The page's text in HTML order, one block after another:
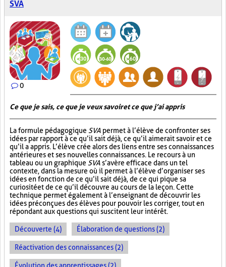
SVA
0
Ce que je sais, ce que je veux savoir et ce que j’ai appris
La formule pédagogique SVA permet à l’élève de confronter ses
idées par rapport à ce qu’il sait déjà, ce qu’il aimerait savoir et ce
qu’il a appris. L’élève crée alors des liens entre ses connaissances
antérieures et ses nouvelles connaissances. Le recours à un
tableau ou un graphique SVA s’avère efficace dans un tel
contexte, dans la mesure où il permet à l’élève d’organiser ses
idées en fonction de ce qu’il sait déjà, de ce qui pique sa
curiosité et de ce qu’il découvre au cours de la leçon. Cette
technique permet également à l’enseignant de découvrir les
idées préconçues des élèves pour pouvoir les corriger, tout en
répondant aux questions qui suscitent leur intérêt.
Découverte (4) Élaboration de questions (2)
Réactivation des connaissances (2)